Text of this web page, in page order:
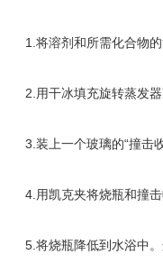
1.将溶剂和所需化合物的
2.用干冰填充旋转蒸发器
3.装上一个玻璃的“撞击收
4.用凯克夹将烧瓶和撞击
5.将烧瓶降低到水浴中。